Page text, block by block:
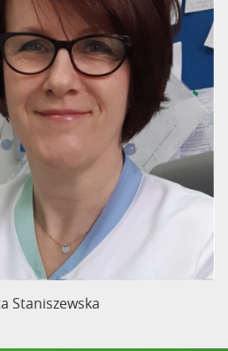
Staniszewska